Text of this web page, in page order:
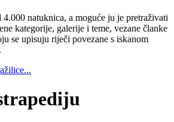
4.000 natuknica, a moguće ju je pretraživati
kategorije, galerije i teme, vezane članke
se upisuju riječi povezane s iskanom